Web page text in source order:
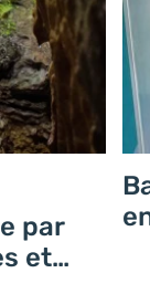
par
et